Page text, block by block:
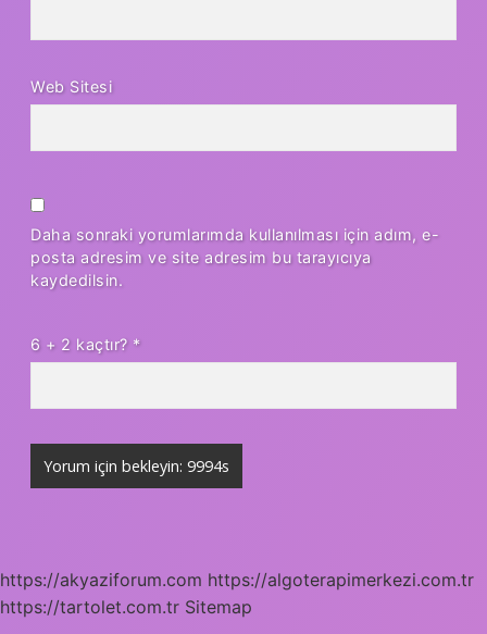
Web Sitesi
Daha sonraki yorumlarımda kullanılması için adım, e-
posta adresim ve site adresim bu tarayıcıya
kaydedilsin.
6 + 2 kaçtır? *
https://akyaziforum.com https://algoterapimerkezi.com.tr
https://tartolet.com.tr Sitemap